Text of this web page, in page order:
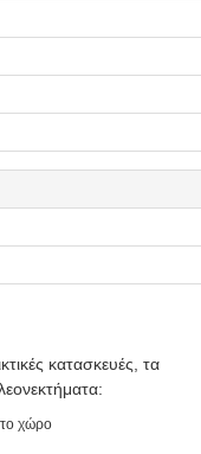
κατασκευές, τα
χώρο